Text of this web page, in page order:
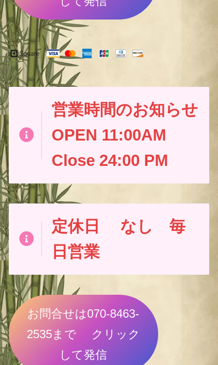
営業時間のお知らせ
OPEN 11:00AM
Close 24:00 PM
定休日
なし 毎
日営業
お問合せは070-8463-
2535まで クリック
して発信